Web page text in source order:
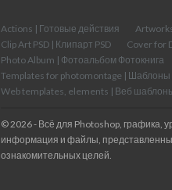
Actions | Готовые действия
Clip Art PSD | Клипарт PSD
Cover for
Photo Album | Фотоальбом Фотокнига
Templates for photomontage |
Web templates, elements | Веб
© 2026 - Всё для Photoshop, графика,
информация и файлы,
ознакомительных целей.